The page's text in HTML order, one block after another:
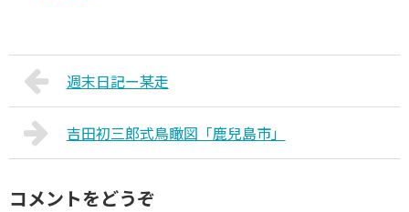
週末日記ー某走
吉田初三郎式鳥瞰図「鹿兒島市」
コメントをどうぞ